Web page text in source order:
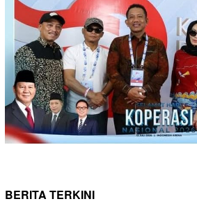
BERITA TERKINI